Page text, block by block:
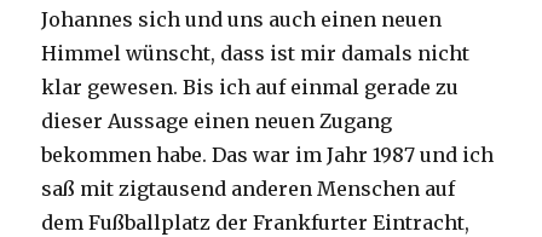
Johannes sich und uns auch einen neuen
Himmel wünscht, dass ist mir damals nicht
klar gewesen. Bis ich auf einmal gerade zu
dieser Aussage einen neuen Zugang
bekommen habe. Das war im Jahr 1987 und ich
saß mit zigtausend anderen Menschen auf
dem Fußballplatz der Frankfurter Eintracht,